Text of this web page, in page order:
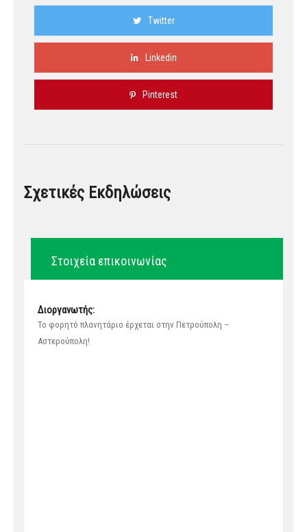
Twitter
Linkedin
Pinterest
Σχετικές Εκδηλώσεις
Στοιχεία επικοινωνίας
Διοργανωτής:
Το φορητό πλανητάριο έρχεται στην Πετρούπολη –
Αστερούπολη!